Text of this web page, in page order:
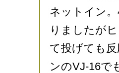
ネットイン
りましたが
て投げても
ンのVJ-16で